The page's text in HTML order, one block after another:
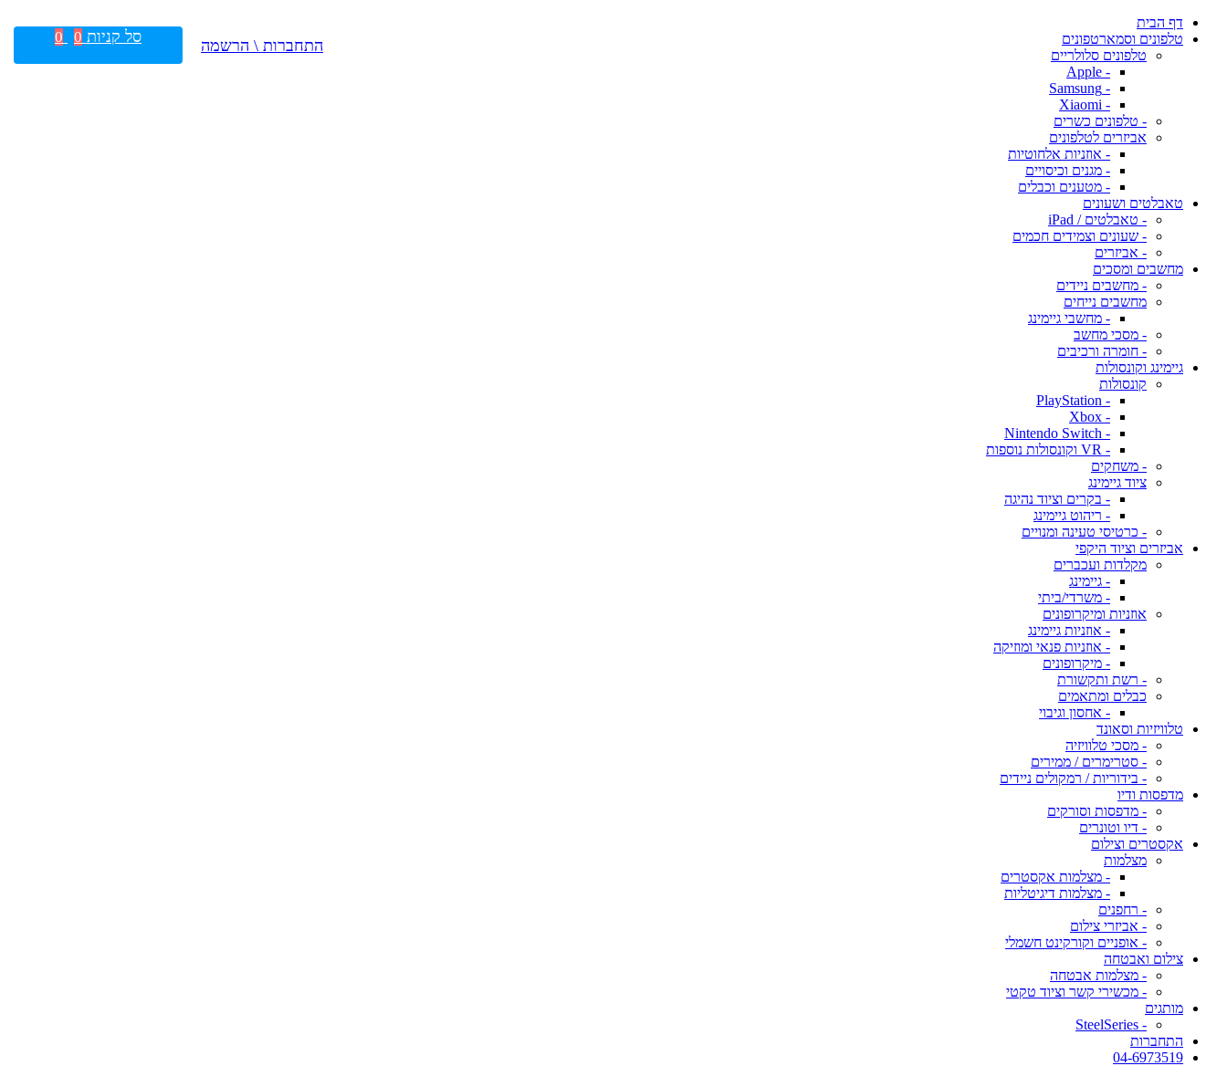
דף הבית
טלפונים וסמארטפונים
טלפונים סלולריים
- Apple
- Samsung
- Xiaomi
- טלפונים כשרים
אביזרים לטלפונים
- אוזניות אלחוטיות
- מגנים וכיסויים
- מטענים וכבלים
טאבלטים ושעונים
- טאבלטים / iPad
- שעונים וצמידים חכמים
- אביזרים
מחשבים ומסכים
- מחשבים ניידים
מחשבים נייחים
- מחשבי גיימינג
- מסכי מחשב
- חומרה ורכיבים
גיימינג וקונסולות
קונסולות
- PlayStation
- Xbox
- Nintendo Switch
- VR וקונסולות נוספות
- משחקים
ציוד גיימינג
- בקרים וציוד נהיגה
- ריהוט גיימינג
- כרטיסי טעינה ומנויים
אביזרים וציוד היקפי
מקלדות ועכברים
- גיימינג
- משרדי/ביתי
אוזניות ומיקרופונים
- אוזניות גיימינג
- אוזניות פנאי ומוזיקה
- מיקרופונים
- רשת ותקשורת
כבלים ומתאמים
- אחסון וגיבוי
טלוויזיות וסאונד
- מסכי טלוויזיה
- סטרימרים / ממירים
- בידוריות / רמקולים ניידים
מדפסות ודיו
- מדפסות וסורקים
- דיו וטונרים
אקסטרים וצילום
מצלמות
- מצלמות אקסטרים
- מצלמות דיגיטליות
- רחפנים
- אביזרי צילום
- אופניים וקורקינט חשמלי
צילום ואבטחה
- מצלמות אבטחה
- מכשירי קשר וציוד טקטי
מותגים
- SteelSeries
התחברות
04-6973519
התחברות \ הרשמה סל קניות 0
0